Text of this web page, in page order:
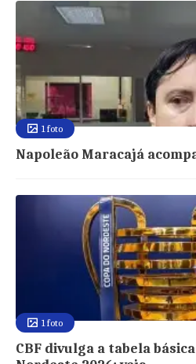
1 foto
Napoleão Maracajá
1 foto
CBF divulga a tabela